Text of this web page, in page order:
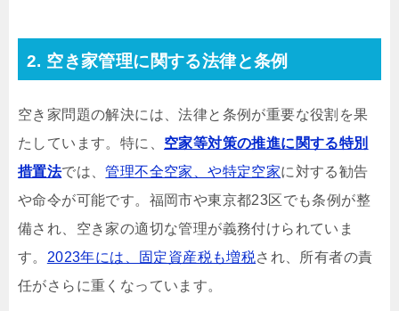
2. 空き家管理に関する法律と条例
空き家問題の解決には、法律と条例が重要な役割を果
たしています。特に、 空家等対策の推進に関する特別
措置法では、管理不全空家、や特定空家に対する勧告
や命令が可能です。福岡市や東京都23区でも条例が整
備され、空き家の適切な管理が義務付けられていま
す。 2023年には、固定資産税も増税され、所有者の責
任がさらに重くなっています。